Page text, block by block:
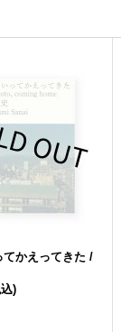
てかえってきた /
)